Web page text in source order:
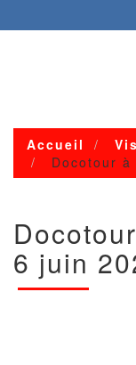
Accueil
Docotour
6 juin